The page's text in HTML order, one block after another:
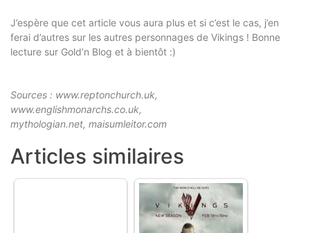
J’espère que cet article vous aura plus et si c’est le cas, j’en
ferai d’autres sur les autres personnages de Vikings ! Bonne
lecture sur Gold’n Blog et à bientôt :)
Sources : www.reptonchurch.uk,
www.englishmonarchs.co.uk,
mythologian.net, maisumleitor.com
Articles similaires